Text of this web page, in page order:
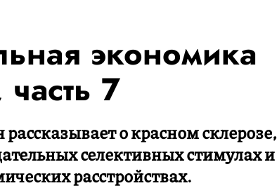
экономика
7
о красном склерозе,
селективных стимулах и
расстройствах.